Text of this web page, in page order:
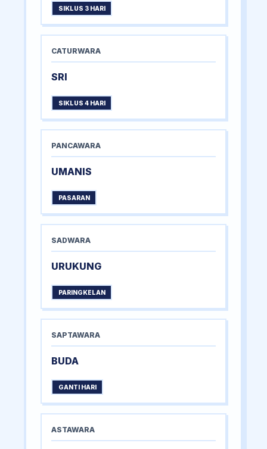
SIKLUS 3 HARI
CATURWARA
SRI
SIKLUS 4 HARI
PANCAWARA
UMANIS
PASARAN
SADWARA
URUKUNG
PARINGKELAN
SAPTAWARA
BUDA
GANTI HARI
ASTAWARA